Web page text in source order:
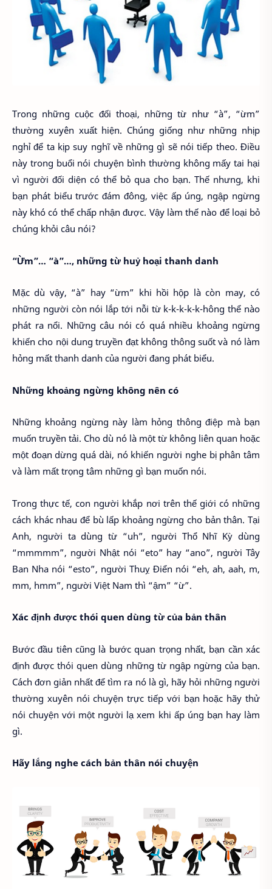
Trong những cuộc đối thoại, những từ như “à”, “ừm”
thường xuyên xuất hiện. Chúng giống như những nhịp
nghỉ để ta kịp suy nghĩ về những gì sẽ nói tiếp theo. Điều
này trong buổi nói chuyện bình thường không mấy tai hại
vì người đối diện có thể bỏ qua cho bạn. Thế nhưng, khi
bạn phát biểu trước đám đông, việc ấp úng, ngập ngừng
này khó có thể chấp nhận được. Vậy làm thế nào để loại bỏ
chúng khỏi câu nói?
“Ừm”… “à”…, những từ huỷ hoại thanh danh
Mặc dù vậy, “à” hay “ừm” khi hồi hộp là còn may, có
những người còn nói lắp tới nỗi từ k-k-k-k-k-hông thể nào
phát ra nổi. Những câu nói có quá nhiều khoảng ngừng
khiến cho nội dung truyền đạt không thông suốt và nó làm
hỏng mất thanh danh của người đang phát biểu.
Những khoảng ngừng không nên có
Những khoảng ngừng này làm hỏng thông điệp mà bạn
muốn truyền tải. Cho dù nó là một từ không liên quan hoặc
một đoạn dừng quá dài, nó khiến người nghe bị phân tâm
và làm mất trọng tâm những gì bạn muốn nói.
Trong thực tế, con người khắp nơi trên thế giới có những
cách khác nhau để bù lấp khoảng ngừng cho bản thân. Tại
Anh, người ta dùng từ “uh”, người Thổ Nhĩ Kỳ dùng
“mmmmm”, người Nhật nói “eto” hay “ano”, người Tây
Ban Nha nói “esto”, người Thuỵ Điển nói “eh, ah, aah, m,
mm, hmm”, người Việt Nam thì “ậm” “ừ”.
Xác định được thói quen dùng từ của bản thân
Bước đầu tiên cũng là bước quan trọng nhất, bạn cần xác
định được thói quen dùng những từ ngập ngừng của bạn.
Cách đơn giản nhất để tìm ra nó là gì, hãy hỏi những người
thường xuyên nói chuyện trực tiếp với bạn hoặc hãy thử
nói chuyện với một người lạ xem khi ấp úng bạn hay làm
gì.
Hãy lắng nghe cách bản thân nói chuyện